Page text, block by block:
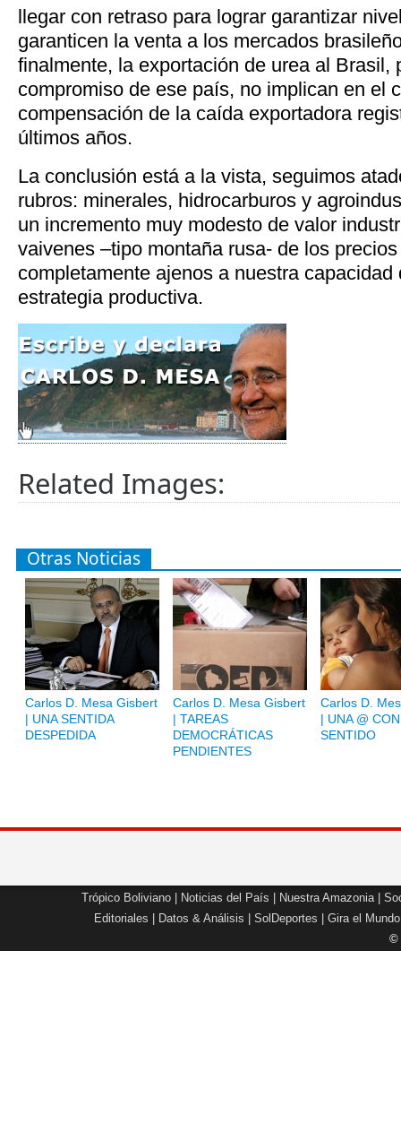
llegar con retraso para lograr garantizar
garanticen la venta a los mercados
finalmente, la exportación de urea al Brasil,
compromiso de ese país, no implican en el
compensación de la caída exportadora
últimos años.
La conclusión está a la vista, seguimos
rubros: minerales, hidrocarburos y
un incremento muy modesto de valor
vaivenes –tipo montaña rusa- de los
completamente ajenos a nuestra capacidad
estrategia productiva.
Related Images:
Otras Noticias
Carlos D. Mesa Gisbert
| UNA SENTIDA
DESPEDIDA
Carlos D. Mesa Gisbert
| TAREAS
DEMOCRÁTICAS
PENDIENTES
Carlos D.
| UNA @ CON
SENTIDO
Trópico Boliviano Noticias del País Nuestra Amazonia|
Editoriales
Datos & Análisis SolDeportes Gira el Mundo
©